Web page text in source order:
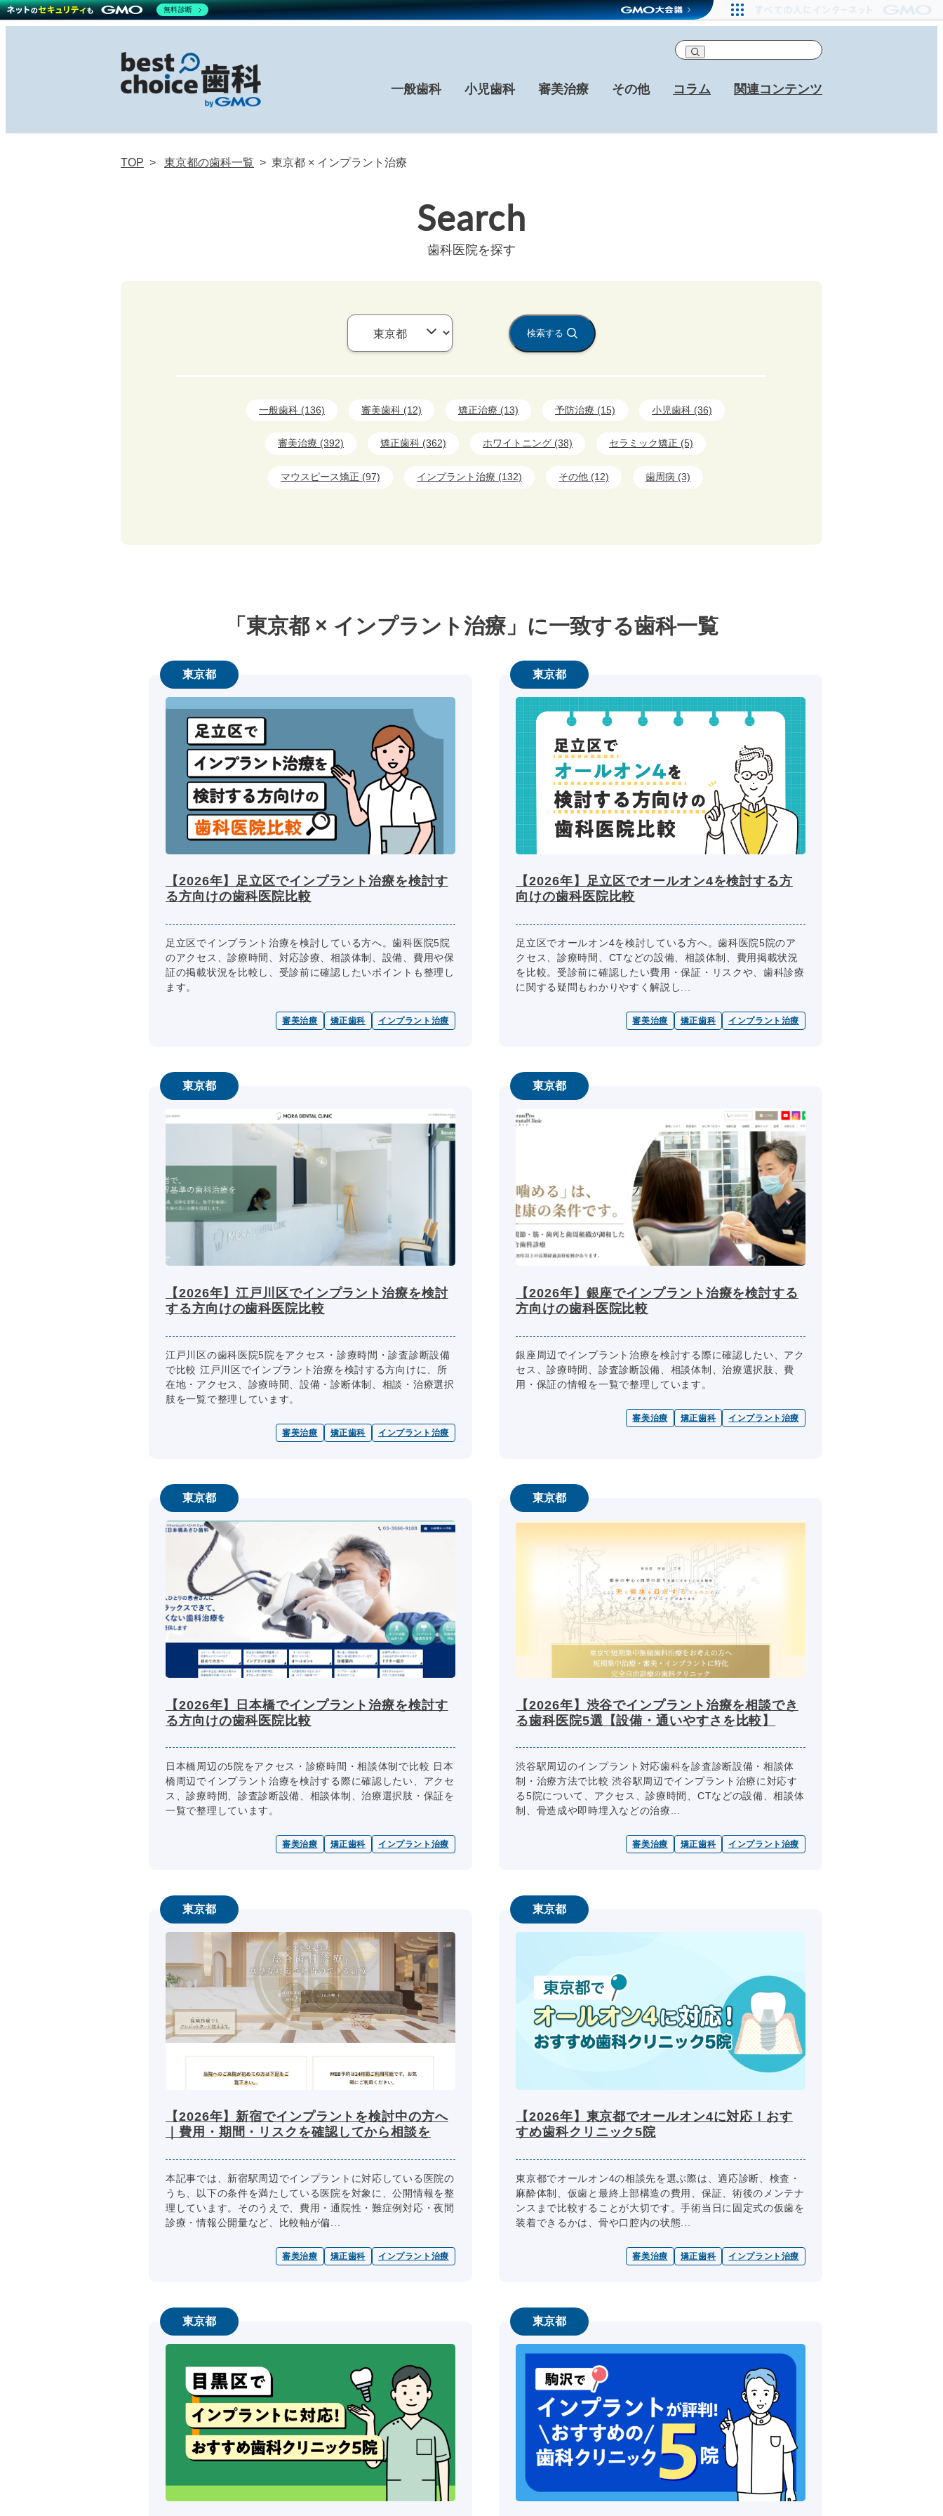
一般歯科 小児歯科 審美治療 その他 コラム 関連コンテンツ
TOP 東京都の歯科一覧 東京都 × インプラント治療
Search
歯科医院を探す
検索する
一般歯科 (136) 審美歯科 (12) 矯正治療 (13) 予防治療 (15) 小児歯科 (36)
審美治療 (392) 矯正歯科 (362) ホワイトニング (38) セラミック矯正 (5)
マウスピース矯正 (97) インプラント治療 (132) その他 (12) 歯周病 (3)
「東京都 × インプラント治療」に一致する歯科一覧
東京都
【2026年】足立区でインプラント治療を検討す
る方向けの歯科医院比較
足立区でインプラント治療を検討している方へ。歯科医院5院
のアクセス、診療時間、対応診療、相談体制、設備、費用や保
証の掲載状況を比較し、受診前に確認したいポイントも整理し
ます。
審美治療 矯正歯科 インプラント治療
東京都
【2026年】足立区でオールオン4を検討する方
向けの歯科医院比較
足立区でオールオン4を検討している方へ。歯科医院5院のア
クセス、診療時間、CTなどの設備、相談体制、費用掲載状況
を比較。受診前に確認したい費用・保証・リスクや、歯科診療
に関する疑問もわかりやすく解説し...
審美治療 矯正歯科 インプラント治療
東京都
【2026年】江戸川区でインプラント治療を検討
する方向けの歯科医院比較
江戸川区の歯科医院5院をアクセス・診療時間・診査診断設備
で比較 江戸川区でインプラント治療を検討する方向けに、所
在地・アクセス、診療時間、設備・診断体制、相談・治療選択
肢を一覧で整理しています。
審美治療 矯正歯科 インプラント治療
東京都
【2026年】銀座でインプラント治療を検討する
方向けの歯科医院比較
銀座周辺でインプラント治療を検討する際に確認したい、アク
セス、診療時間、診査診断設備、相談体制、治療選択肢、費
用・保証の情報を一覧で整理しています。
審美治療 矯正歯科 インプラント治療
東京都
【2026年】日本橋でインプラント治療を検討す
る方向けの歯科医院比較
日本橋周辺の5院をアクセス・診療時間・相談体制で比較 日本
橋周辺でインプラント治療を検討する際に確認したい、アクセ
ス、診療時間、診査診断設備、相談体制、治療選択肢・保証を
一覧で整理しています。
審美治療 矯正歯科 インプラント治療
東京都
【2026年】渋谷でインプラント治療を相談でき
る歯科医院5選【設備・通いやすさを比較】
渋谷駅周辺のインプラント対応歯科を診査診断設備・相談体
制・治療方法で比較 渋谷駅周辺でインプラント治療に対応す
る5院について、アクセス、診療時間、CTなどの設備、相談体
制、骨造成や即時埋入などの治療...
審美治療 矯正歯科 インプラント治療
東京都
【2026年】新宿でインプラントを検討中の方へ
｜費用・期間・リスクを確認してから相談を
本記事では、新宿駅周辺でインプラントに対応している医院の
うち、以下の条件を満たしている医院を対象に、公開情報を整
理しています。そのうえで、費用・通院性・難症例対応・夜間
診療・情報公開量など、比較軸が偏...
審美治療 矯正歯科 インプラント治療
東京都
【2026年】東京都でオールオン4に対応！おす
すめ歯科クリニック5院
東京都でオールオン4の相談先を選ぶ際は、適応診断、検査・
麻酔体制、仮歯と最終上部構造の費用、保証、術後のメンテナ
ンスまで比較することが大切です。手術当日に固定式の仮歯を
装着できるかは、骨や口腔内の状態...
審美治療 矯正歯科 インプラント治療
東京都 東京都
無料診断